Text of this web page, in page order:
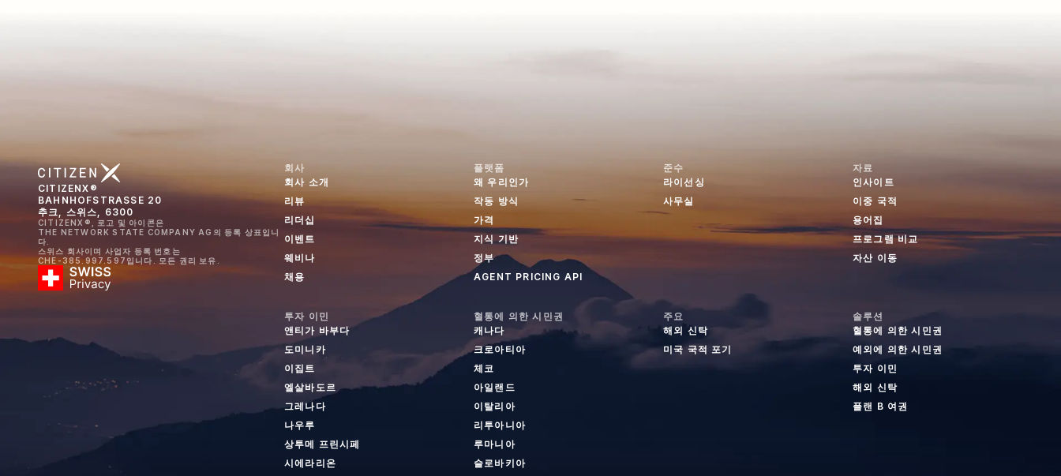
CITIZENX®
BAHNHOFSTRASSE 20
추크, 스위스, 6300
CITIZENX®, 로고 및 아이콘은
THE NETWORK STATE COMPANY AG의 등록 상표입니
다.
스위스 회사이며 사업자 등록 번호는
CHE-385.997.597입니다. 모든 권리 보유.
회사
회사 소개
리뷰
리더십
이벤트
웨비나
채용
플랫폼
왜 우리인가
작동 방식
가격
지식 기반
정부
AGENT PRICING API
준수
라이선싱
사무실
자료
인사이트
이중 국적
용어집
프로그램 비교
자산 이동
투자 이민
앤티가 바부다
도미니카
이집트
엘살바도르
그레나다
나우루
상투메 프린시페
시에라리온
혈통에 의한 시민권
캐나다
크로아티아
체코
아일랜드
이탈리아
리투아니아
루마니아
슬로바키아
주요
해외 신탁
미국 국적 포기
솔루션
혈통에 의한 시민권
예외에 의한 시민권
투자 이민
해외 신탁
플랜 B 여권